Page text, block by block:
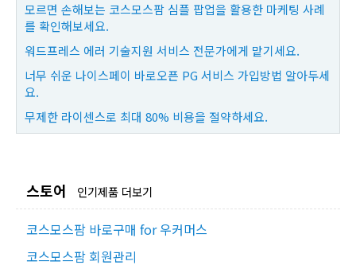
모르면 손해보는 코스모스팜 심플 팝업을 활용한 마케팅 사례
를 확인해보세요.
워드프레스 에러 기술지원 서비스 전문가에게 맡기세요.
너무 쉬운 나이스페이 바로오픈 PG 서비스 가입방법 알아두세
요.
무제한 라이센스로 최대 80% 비용을 절약하세요.
스토어 인기제품 더보기
코스모스팜 바로구매 for 우커머스
코스모스팜 회원관리